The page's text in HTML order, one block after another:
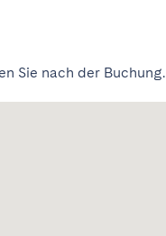
Sie nach der Buchung.